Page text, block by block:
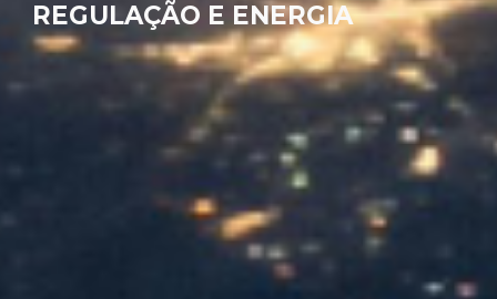
REGULAÇÃO E ENERGIA